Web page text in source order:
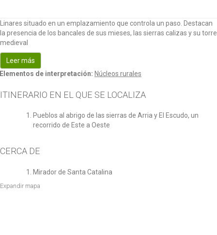
Linares situado en un emplazamiento que controla un paso. Destacan
la presencia de los bancales de sus mieses, las sierras calizas y su torre
medieval
Leer más
Elementos de interpretación: Núcleos rurales
ITINERARIO EN EL QUE SE LOCALIZA
Pueblos al abrigo de las sierras de Arria y El Escudo, un
recorrido de Este a Oeste
CERCA DE
Mirador de Santa Catalina
Expandir mapa